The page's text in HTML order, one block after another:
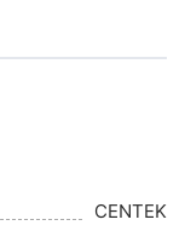
CENTEK